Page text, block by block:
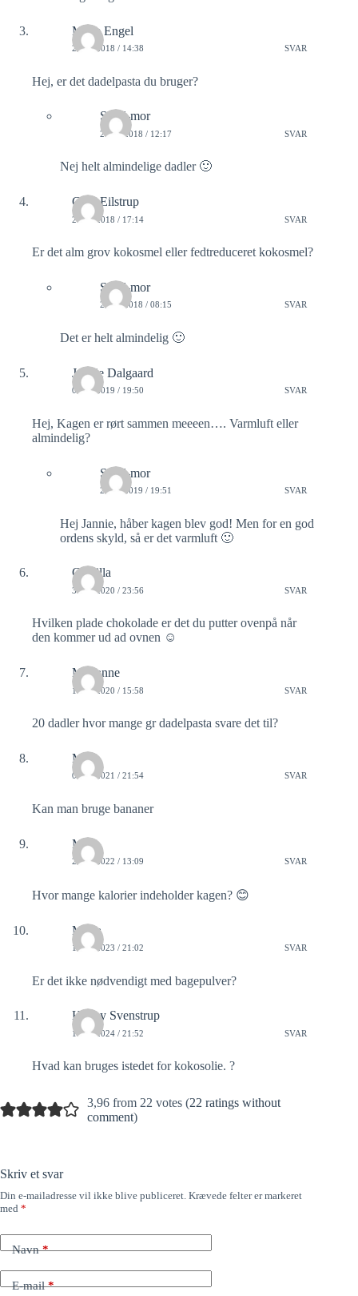
Mette Engel
22/05/2018 / 14:38 SVAR
Hej, er det dadelpasta du bruger?
Sund-mor
24/05/2018 / 12:17 SVAR
Nej helt almindelige dadler 🙂
Gitte Eilstrup
21/09/2018 / 17:14 SVAR
Er det alm grov kokosmel eller fedtreduceret kokosmel?
Sund-mor
24/09/2018 / 08:15 SVAR
Det er helt almindelig 🙂
Jannie Dalgaard
03/11/2019 / 19:50 SVAR
Hej, Kagen er rørt sammen meeeen…. Varmluft eller
almindelig?
Sund-mor
26/11/2019 / 19:51 SVAR
Hej Jannie, håber kagen blev god! Men for en god
ordens skyld, så er det varmluft 🙂
Camilla
30/05/2020 / 23:56 SVAR
Hvilken plade chokolade er det du putter ovenpå når
den kommer ud ad ovnen ☺️
Marianne
19/06/2020 / 15:58 SVAR
20 dadler hvor mange gr dadelpasta svare det til?
Mia
05/03/2021 / 21:54 SVAR
Kan man bruge bananer
Maja
21/08/2022 / 13:09 SVAR
Hvor mange kalorier indeholder kagen? 😊
Maria
12/05/2023 / 21:02 SVAR
Er det ikke nødvendigt med bagepulver?
Henny Svenstrup
19/04/2024 / 21:52 SVAR
Hvad kan bruges istedet for kokosolie. ?
3,96 from 22 votes (22 ratings without
comment)
Skriv et svar
Din e-mailadresse vil ikke blive publiceret. Krævede felter er markeret
med *
Navn*
E-mail*